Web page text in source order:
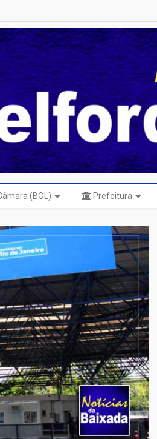
(BOL) Prefeitura